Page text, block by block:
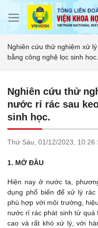
Nghiên cứu thử nghiệm xử
bằng công nghệ lọc sinh học.
Nghiên cứu thử
nước rỉ rác sau
sinh học.
Thứ Sáu, 01/12/2023, 10:26
1. MỞ ĐẦU
Hiện nay ở nước ta,
dụng phổ biến để xử lý
phù hợp với môi trường,
nước rỉ rác phát sinh từ quá
cao và rất khó xử lý, với